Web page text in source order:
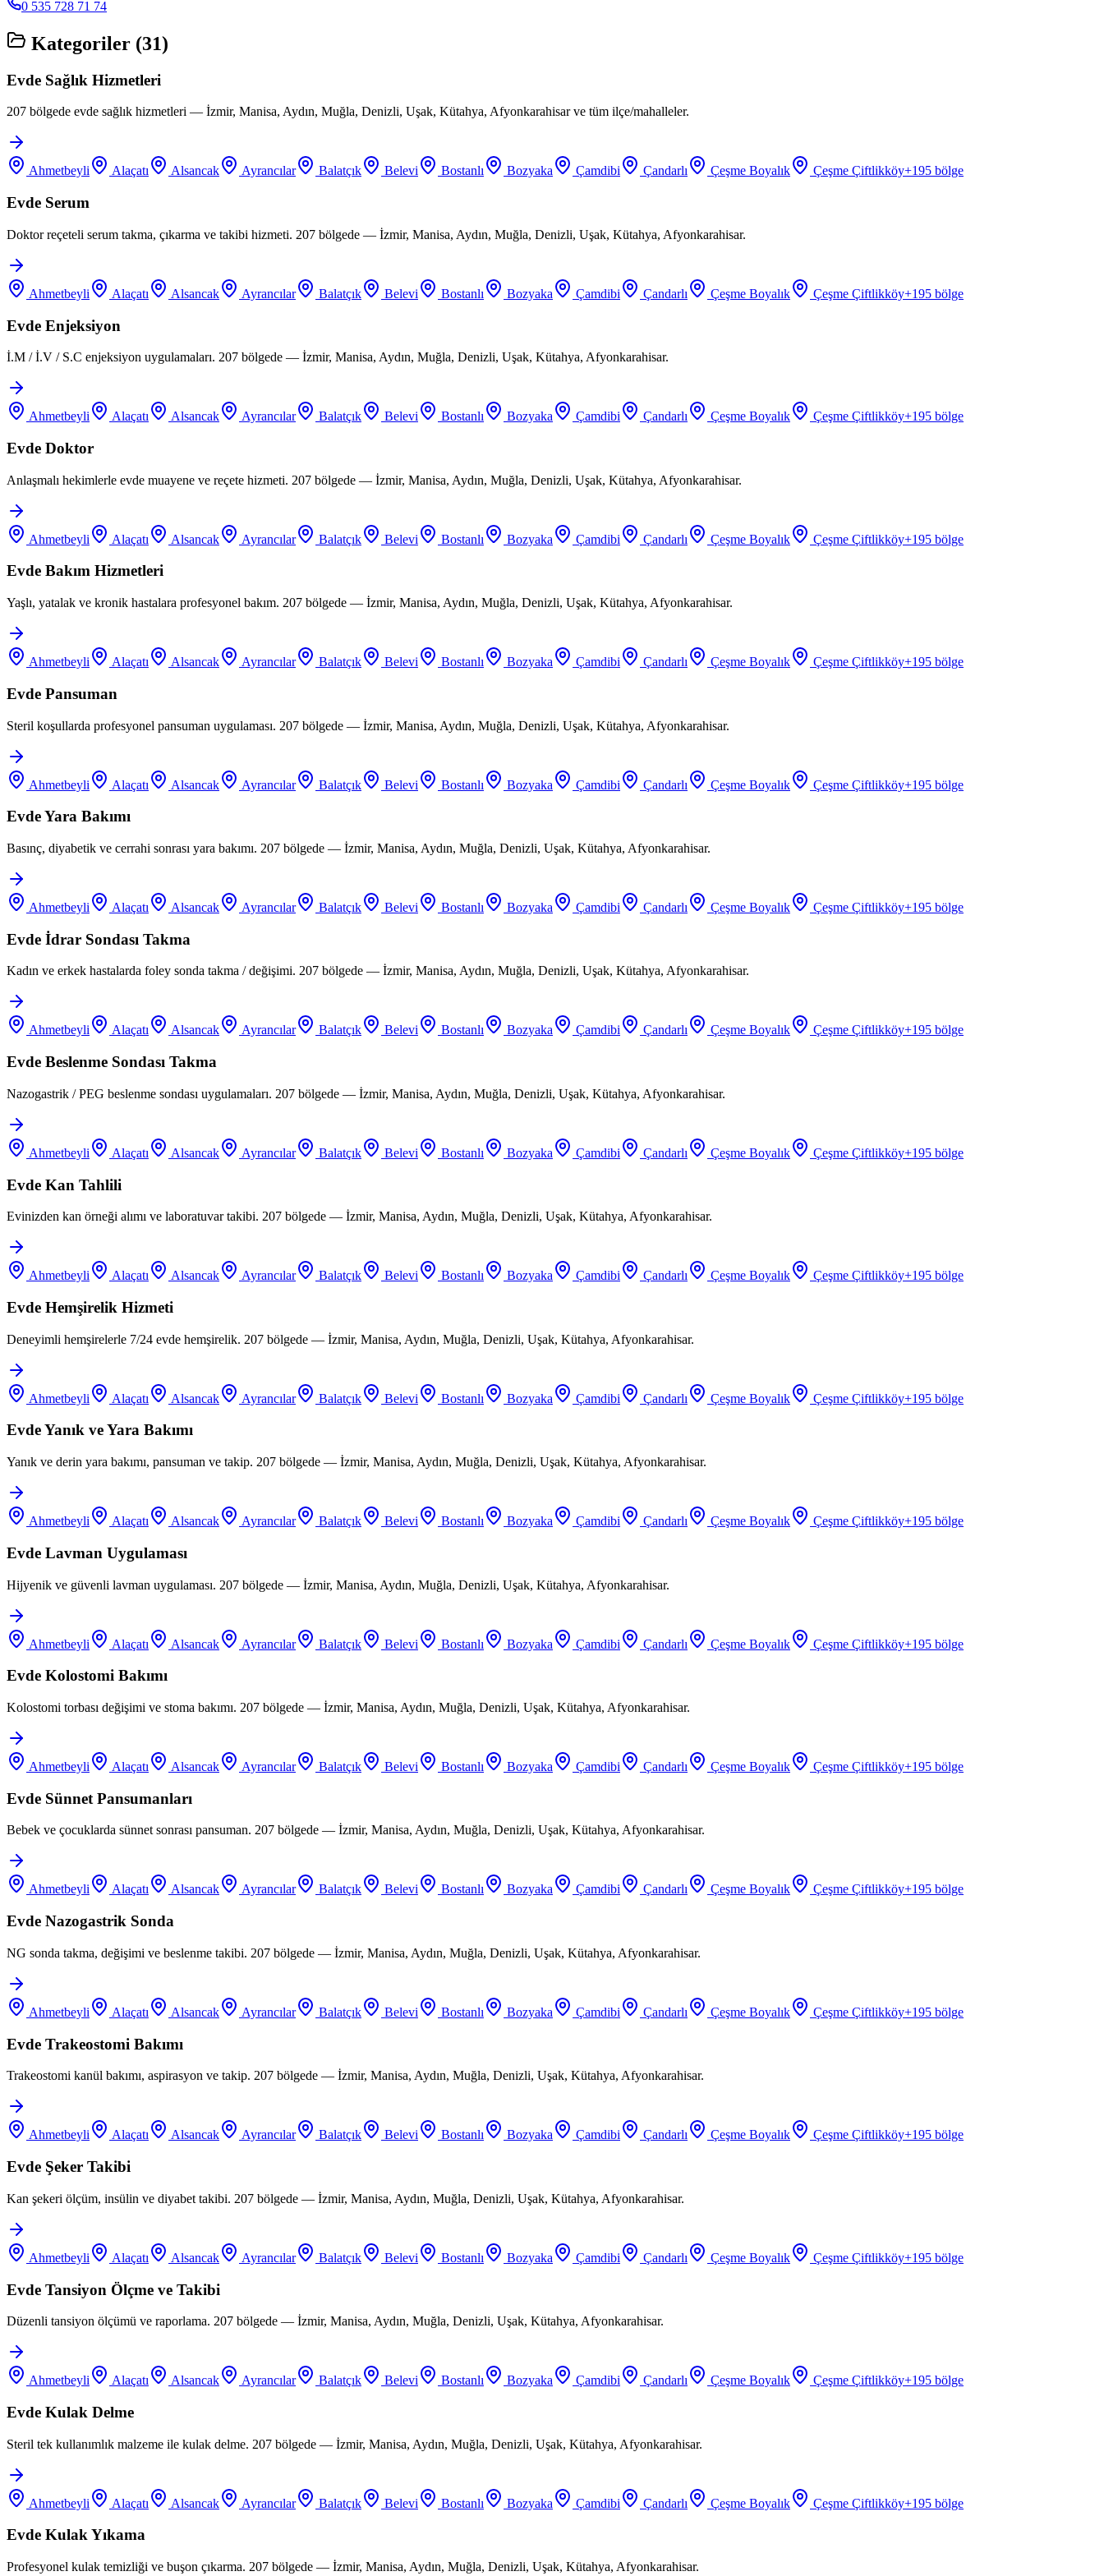
0 535 728 71 74
Kategoriler (31)
Evde Sağlık Hizmetleri
207 bölgede evde sağlık hizmetleri — İzmir, Manisa, Aydın, Muğla, Denizli, Uşak, Kütahya, Afyonkarahisar ve tüm ilçe/mahalleler.
Ahmetbeyli Alaçatı Alsancak Ayrancılar Balatçık Belevi Bostanlı Bozyaka Çamdibi Çandarlı Çeşme Boyalık Çeşme Çiftlikköy+195 bölge
Evde Serum
Doktor reçeteli serum takma, çıkarma ve takibi hizmeti. 207 bölgede — İzmir, Manisa, Aydın, Muğla, Denizli, Uşak, Kütahya, Afyonkarahisar.
Ahmetbeyli Alaçatı Alsancak Ayrancılar Balatçık Belevi Bostanlı Bozyaka Çamdibi Çandarlı Çeşme Boyalık Çeşme Çiftlikköy+195 bölge
Evde Enjeksiyon
İ.M / İ.V / S.C enjeksiyon uygulamaları. 207 bölgede — İzmir, Manisa, Aydın, Muğla, Denizli, Uşak, Kütahya, Afyonkarahisar.
Ahmetbeyli Alaçatı Alsancak Ayrancılar Balatçık Belevi Bostanlı Bozyaka Çamdibi Çandarlı Çeşme Boyalık Çeşme Çiftlikköy+195 bölge
Evde Doktor
Anlaşmalı hekimlerle evde muayene ve reçete hizmeti. 207 bölgede — İzmir, Manisa, Aydın, Muğla, Denizli, Uşak, Kütahya, Afyonkarahisar.
Ahmetbeyli Alaçatı Alsancak Ayrancılar Balatçık Belevi Bostanlı Bozyaka Çamdibi Çandarlı Çeşme Boyalık Çeşme Çiftlikköy+195 bölge
Evde Bakım Hizmetleri
Yaşlı, yatalak ve kronik hastalara profesyonel bakım. 207 bölgede — İzmir, Manisa, Aydın, Muğla, Denizli, Uşak, Kütahya, Afyonkarahisar.
Ahmetbeyli Alaçatı Alsancak Ayrancılar Balatçık Belevi Bostanlı Bozyaka Çamdibi Çandarlı Çeşme Boyalık Çeşme Çiftlikköy+195 bölge
Evde Pansuman
Steril koşullarda profesyonel pansuman uygulaması. 207 bölgede — İzmir, Manisa, Aydın, Muğla, Denizli, Uşak, Kütahya, Afyonkarahisar.
Ahmetbeyli Alaçatı Alsancak Ayrancılar Balatçık Belevi Bostanlı Bozyaka Çamdibi Çandarlı Çeşme Boyalık Çeşme Çiftlikköy+195 bölge
Evde Yara Bakımı
Basınç, diyabetik ve cerrahi sonrası yara bakımı. 207 bölgede — İzmir, Manisa, Aydın, Muğla, Denizli, Uşak, Kütahya, Afyonkarahisar.
Ahmetbeyli Alaçatı Alsancak Ayrancılar Balatçık Belevi Bostanlı Bozyaka Çamdibi Çandarlı Çeşme Boyalık Çeşme Çiftlikköy+195 bölge
Evde İdrar Sondası Takma
Kadın ve erkek hastalarda foley sonda takma / değişimi. 207 bölgede — İzmir, Manisa, Aydın, Muğla, Denizli, Uşak, Kütahya, Afyonkarahisar.
Ahmetbeyli Alaçatı Alsancak Ayrancılar Balatçık Belevi Bostanlı Bozyaka Çamdibi Çandarlı Çeşme Boyalık Çeşme Çiftlikköy+195 bölge
Evde Beslenme Sondası Takma
Nazogastrik / PEG beslenme sondası uygulamaları. 207 bölgede — İzmir, Manisa, Aydın, Muğla, Denizli, Uşak, Kütahya, Afyonkarahisar.
Ahmetbeyli Alaçatı Alsancak Ayrancılar Balatçık Belevi Bostanlı Bozyaka Çamdibi Çandarlı Çeşme Boyalık Çeşme Çiftlikköy+195 bölge
Evde Kan Tahlili
Evinizden kan örneği alımı ve laboratuvar takibi. 207 bölgede — İzmir, Manisa, Aydın, Muğla, Denizli, Uşak, Kütahya, Afyonkarahisar.
Ahmetbeyli Alaçatı Alsancak Ayrancılar Balatçık Belevi Bostanlı Bozyaka Çamdibi Çandarlı Çeşme Boyalık Çeşme Çiftlikköy+195 bölge
Evde Hemşirelik Hizmeti
Deneyimli hemşirelerle 7/24 evde hemşirelik. 207 bölgede — İzmir, Manisa, Aydın, Muğla, Denizli, Uşak, Kütahya, Afyonkarahisar.
Ahmetbeyli Alaçatı Alsancak Ayrancılar Balatçık Belevi Bostanlı Bozyaka Çamdibi Çandarlı Çeşme Boyalık Çeşme Çiftlikköy+195 bölge
Evde Yanık ve Yara Bakımı
Yanık ve derin yara bakımı, pansuman ve takip. 207 bölgede — İzmir, Manisa, Aydın, Muğla, Denizli, Uşak, Kütahya, Afyonkarahisar.
Ahmetbeyli Alaçatı Alsancak Ayrancılar Balatçık Belevi Bostanlı Bozyaka Çamdibi Çandarlı Çeşme Boyalık Çeşme Çiftlikköy+195 bölge
Evde Lavman Uygulaması
Hijyenik ve güvenli lavman uygulaması. 207 bölgede — İzmir, Manisa, Aydın, Muğla, Denizli, Uşak, Kütahya, Afyonkarahisar.
Ahmetbeyli Alaçatı Alsancak Ayrancılar Balatçık Belevi Bostanlı Bozyaka Çamdibi Çandarlı Çeşme Boyalık Çeşme Çiftlikköy+195 bölge
Evde Kolostomi Bakımı
Kolostomi torbası değişimi ve stoma bakımı. 207 bölgede — İzmir, Manisa, Aydın, Muğla, Denizli, Uşak, Kütahya, Afyonkarahisar.
Ahmetbeyli Alaçatı Alsancak Ayrancılar Balatçık Belevi Bostanlı Bozyaka Çamdibi Çandarlı Çeşme Boyalık Çeşme Çiftlikköy+195 bölge
Evde Sünnet Pansumanları
Bebek ve çocuklarda sünnet sonrası pansuman. 207 bölgede — İzmir, Manisa, Aydın, Muğla, Denizli, Uşak, Kütahya, Afyonkarahisar.
Ahmetbeyli Alaçatı Alsancak Ayrancılar Balatçık Belevi Bostanlı Bozyaka Çamdibi Çandarlı Çeşme Boyalık Çeşme Çiftlikköy+195 bölge
Evde Nazogastrik Sonda
NG sonda takma, değişimi ve beslenme takibi. 207 bölgede — İzmir, Manisa, Aydın, Muğla, Denizli, Uşak, Kütahya, Afyonkarahisar.
Ahmetbeyli Alaçatı Alsancak Ayrancılar Balatçık Belevi Bostanlı Bozyaka Çamdibi Çandarlı Çeşme Boyalık Çeşme Çiftlikköy+195 bölge
Evde Trakeostomi Bakımı
Trakeostomi kanül bakımı, aspirasyon ve takip. 207 bölgede — İzmir, Manisa, Aydın, Muğla, Denizli, Uşak, Kütahya, Afyonkarahisar.
Ahmetbeyli Alaçatı Alsancak Ayrancılar Balatçık Belevi Bostanlı Bozyaka Çamdibi Çandarlı Çeşme Boyalık Çeşme Çiftlikköy+195 bölge
Evde Şeker Takibi
Kan şekeri ölçüm, insülin ve diyabet takibi. 207 bölgede — İzmir, Manisa, Aydın, Muğla, Denizli, Uşak, Kütahya, Afyonkarahisar.
Ahmetbeyli Alaçatı Alsancak Ayrancılar Balatçık Belevi Bostanlı Bozyaka Çamdibi Çandarlı Çeşme Boyalık Çeşme Çiftlikköy+195 bölge
Evde Tansiyon Ölçme ve Takibi
Düzenli tansiyon ölçümü ve raporlama. 207 bölgede — İzmir, Manisa, Aydın, Muğla, Denizli, Uşak, Kütahya, Afyonkarahisar.
Ahmetbeyli Alaçatı Alsancak Ayrancılar Balatçık Belevi Bostanlı Bozyaka Çamdibi Çandarlı Çeşme Boyalık Çeşme Çiftlikköy+195 bölge
Evde Kulak Delme
Steril tek kullanımlık malzeme ile kulak delme. 207 bölgede — İzmir, Manisa, Aydın, Muğla, Denizli, Uşak, Kütahya, Afyonkarahisar.
Ahmetbeyli Alaçatı Alsancak Ayrancılar Balatçık Belevi Bostanlı Bozyaka Çamdibi Çandarlı Çeşme Boyalık Çeşme Çiftlikköy+195 bölge
Evde Kulak Yıkama
Profesyonel kulak temizliği ve buşon çıkarma. 207 bölgede — İzmir, Manisa, Aydın, Muğla, Denizli, Uşak, Kütahya, Afyonkarahisar.